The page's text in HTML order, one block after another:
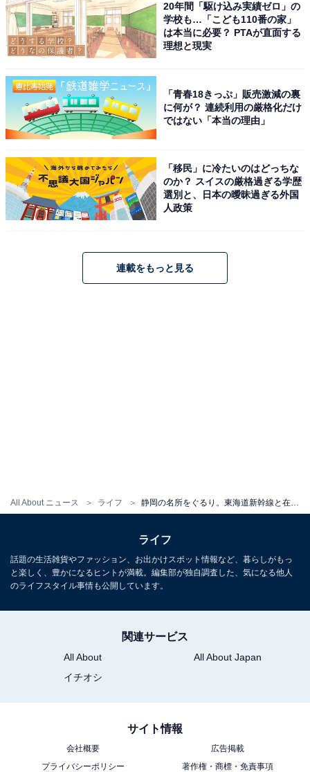
All About ニュース ライフ 静岡の名所をぐるり。東海道新幹線と在来線で巡る、「富士山」絶景ビュースポットの旅
前の記事
東京メトロは上場でどう変わ
る？ 新線建設、都営地下鉄との
一元化…鉄道専門家の見立て
次の記事
川へ!? 武蔵小杉と京急蒲田…首
都圏2大“迷宮駅”の絶望トラッ
プ
1 2 3 4 5
20年間「駆け込み実績ゼロ」の
学校も…「こども110番の家」
は本当に必要？ PTAが直面する
理想と現実
「青春18きっぷ」販売激減の裏
に何が？ 連続利用の厳格化だけ
ではない「本当の理由」
「移民」に冷たいのはどっちな
のか？ スイスの厳格過ぎる学歴
選別と、日本の曖昧過ぎる外国
人政策
連載をもっと見る
ライフ
話題の生活雑貨やファッション、お出かけスポット情報など、暮らしがもっ
と楽しく、豊かになるヒントが満載。編集部が独自調査した、気になる他人
のライフスタイル事情も公開しています。
関連サービス
All About
All About Japan
イチオシ
サイト情報
会社概要
広告掲載
プライバシーポリシー
著作権・商標・免責事項